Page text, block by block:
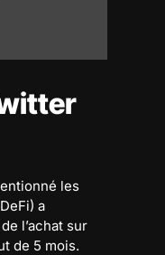
les
a
l’achat sur
de 5 mois.